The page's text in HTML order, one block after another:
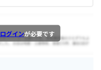
ログインが必要です